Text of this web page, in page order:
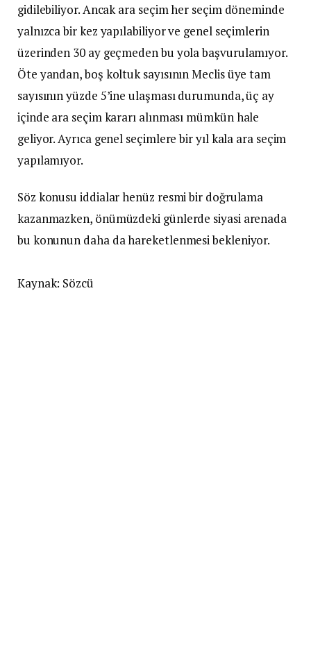
gidilebiliyor. Ancak ara seçim her seçim döneminde
yalnızca bir kez yapılabiliyor ve genel seçimlerin
üzerinden 30 ay geçmeden bu yola başvurulamıyor.
Öte yandan, boş koltuk sayısının Meclis üye tam
sayısının yüzde 5’ine ulaşması durumunda, üç ay
içinde ara seçim kararı alınması mümkün hale
geliyor. Ayrıca genel seçimlere bir yıl kala ara seçim
yapılamıyor.
Söz konusu iddialar henüz resmi bir doğrulama
kazanmazken, önümüzdeki günlerde siyasi arenada
bu konunun daha da hareketlenmesi bekleniyor.
Kaynak: Sözcü